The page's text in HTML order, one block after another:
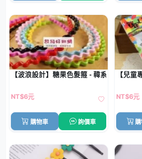
【波浪設計】糖果色髮箍 - 韓系防滑髮圈
NT$6元
購物車 詢價車
【兒
NT$6元
購